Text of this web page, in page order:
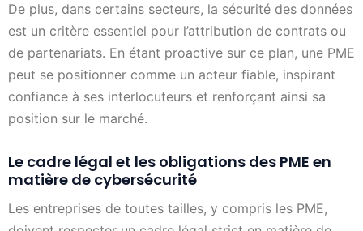
De plus, dans certains secteurs, la sécurité des données
est un critère essentiel pour l’attribution de contrats ou
de partenariats. En étant proactive sur ce plan, une PME
peut se positionner comme un acteur fiable, inspirant
confiance à ses interlocuteurs et renforçant ainsi sa
position sur le marché.
Le cadre légal et les obligations des PME en
matière de cybersécurité
Les entreprises de toutes tailles, y compris les PME,